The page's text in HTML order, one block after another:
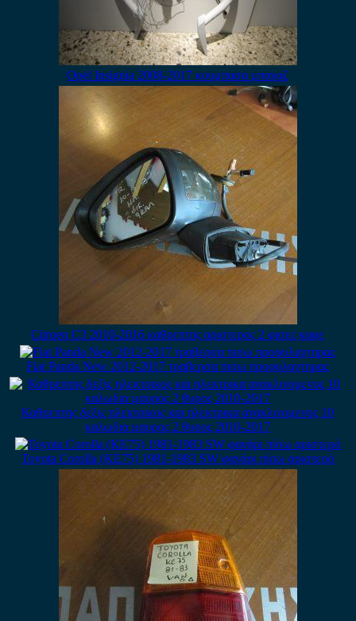
Opel Insignia 2008-2017 κουμπασα μπαγαζ
Citroen C3 2010-2016 καθρεπτης αριστερος 2 φισες καφε
Fiat Panda New 2012-2017 τραβερσα πισω προφυλαχτηρας
Καθρεπτης δεξις ηλεκτρικος και ηλεκτρικα ανακλινομενος 10
καλωδια μαυρος 2 θυρος 2010-2017
Toyota Corolla (KE75) 1981-1983 SW φανάρι πίσω αριστερό